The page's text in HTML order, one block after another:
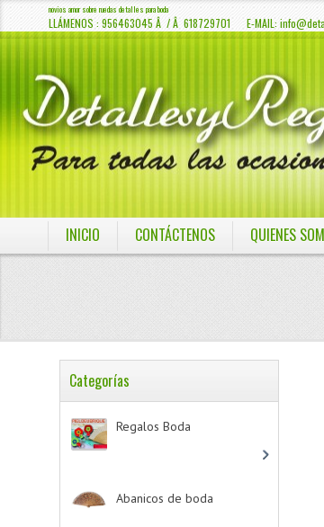
novios amor sobre ruedas detalles para boda
LLÁMENOS : 956463045 Â / Â 618729701 E-MAIL:
INICIO CONTÁCTENOS QUIENES
Categorías
Regalos Boda
Abanicos de boda